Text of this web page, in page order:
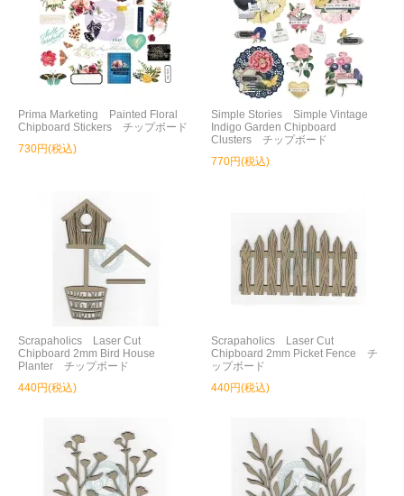
Prima Marketing Painted Floral
Chipboard Stickers チップボード
730円(税込)
Simple Stories Simple Vintage
Indigo Garden Chipboard
Clusters チップボード
770円(税込)
Scrapaholics Laser Cut
Chipboard 2mm Bird House
Planter チップボード
440円(税込)
Scrapaholics Laser Cut
Chipboard 2mm Picket Fence チ
ップボード
440円(税込)